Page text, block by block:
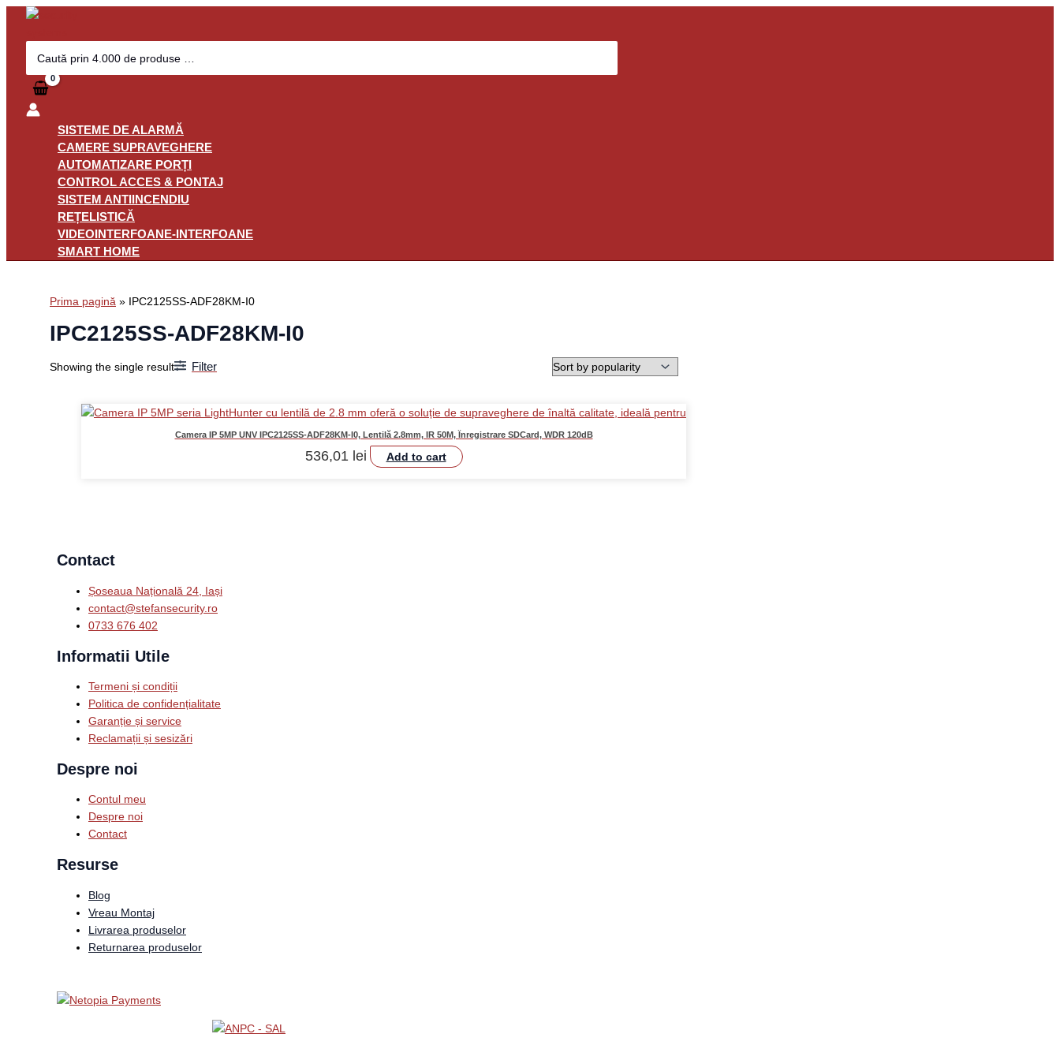
Skip
content
Search
for:
SISTEME DE ALARMĂ
CAMERE SUPRAVEGHERE
AUTOMATIZARE PORȚI
CONTROL ACCES & PONTAJ
SISTEM ANTIINCENDIU
REȚELISTICĂ
VIDEOINTERFOANE-INTERFOANE
SMART HOME
Prima pagină » IPC2125SS-ADF28KM-I0
IPC2125SS-ADF28KM-I0
Showing the single result Filter
Camera IP 5MP UNV IPC2125SS-ADF28KM-I0, Lentilă 2.8mm, IR 50M, Înregistrare SDCard, WDR 120dB
536,01 lei Add to cart
Contact
Șoseaua Națională 24, Iași
contact@stefansecurity.ro
0733 676 402
Informatii Utile
Termeni și condiții
Politica de confidențialitate
Garanție și service
Reclamații și sesizări
Despre noi
Contul meu
Despre noi
Contact
Resurse
Blog
Vreau Montaj
Livrarea produselor
Returnarea produselor